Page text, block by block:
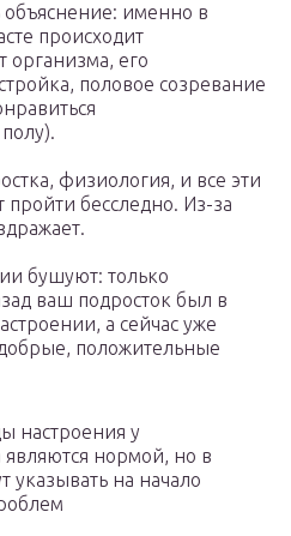
объяснение: именно в
происходит
организма, его
половое созревание
физиология, и все эти
бесследно. Из-за
бушуют: только
ваш подросток был в
а сейчас уже
положительные
настроения у
нормой, но в
указывать на начало